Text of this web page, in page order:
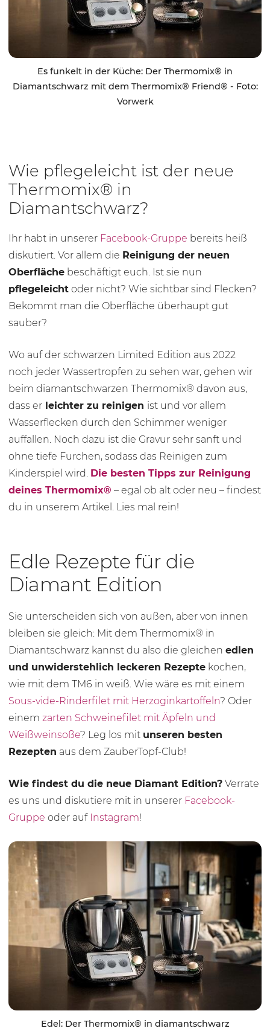
Es funkelt in der Küche: Der Thermomix® in
Diamantschwarz mit dem Thermomix® Friend® - Foto:
Vorwerk
Wie pflegeleicht ist der neue
Thermomix® in
Diamantschwarz?
Ihr habt in unserer Facebook-Gruppe bereits heiß
diskutiert. Vor allem die Reinigung der neuen
Oberfläche beschäftigt euch. Ist sie nun
pflegeleicht oder nicht? Wie sichtbar sind Flecken?
Bekommt man die Oberfläche überhaupt gut
sauber?
Wo auf der schwarzen Limited Edition aus 2022
noch jeder Wassertropfen zu sehen war, gehen wir
beim diamantschwarzen Thermomix® davon aus,
dass er leichter zu reinigen ist und vor allem
Wasserflecken durch den Schimmer weniger
auffallen. Noch dazu ist die Gravur sehr sanft und
ohne tiefe Furchen, sodass das Reinigen zum
Kinderspiel wird. Die besten Tipps zur Reinigung
deines Thermomix® – egal ob alt oder neu – findest
du in unserem Artikel. Lies mal rein!
Edle Rezepte für die
Diamant Edition
Sie unterscheiden sich von außen, aber von innen
bleiben sie gleich: Mit dem Thermomix® in
Diamantschwarz kannst du also die gleichen edlen
und unwiderstehlich leckeren Rezepte kochen,
wie mit dem TM6 in weiß. Wie wäre es mit einem
Sous-vide-Rinderfilet mit Herzoginkartoffeln? Oder
einem zarten Schweinefilet mit Äpfeln und
Weißweinsoße? Leg los mit unseren besten
Rezepten aus dem ZauberTopf-Club!
Wie findest du die neue Diamant Edition? Verrate
es uns und diskutiere mit in unserer Facebook-
Gruppe oder auf Instagram!
Edel: Der Thermomix® in diamantschwarz